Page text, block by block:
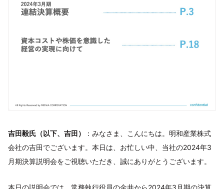
吉田毅氏（以下、吉田）
：みなさま、こんにちは。明和産業株式
会社の吉田でございます。本日は、お忙しい中、当社の2024年3
月期決算説明会をご視聴いただき、誠にありがとうございます。
本日の説明会では、常務執行役員の金井から2024年3月期の決算